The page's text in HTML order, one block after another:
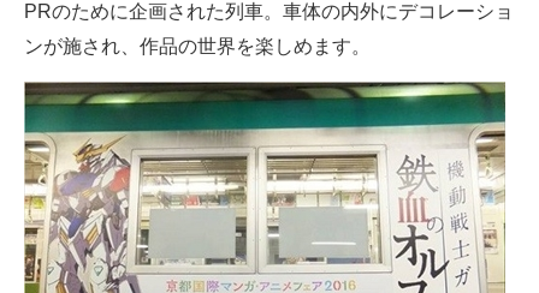
エレクトロニクス専門サイト
電子設計の基本と応用
エネルギーの専門メディア
建設×テクノロジーの最前線
ちょっと気になるネットの話題
PRのために企画された列車。車体の内外にデコレーショ
ンが施され、作品の世界を楽しめます。